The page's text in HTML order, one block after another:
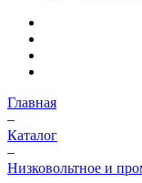
Главная
–
Каталог
–
Низковольтное и